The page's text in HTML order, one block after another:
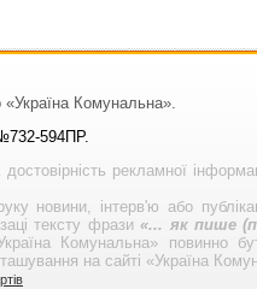
Комунальна».
594ПР.
достовірність рекламної
новини, інтерв'ю або
тексту фрази«... як пише
Комунальна» повинно
на сайті «Україна